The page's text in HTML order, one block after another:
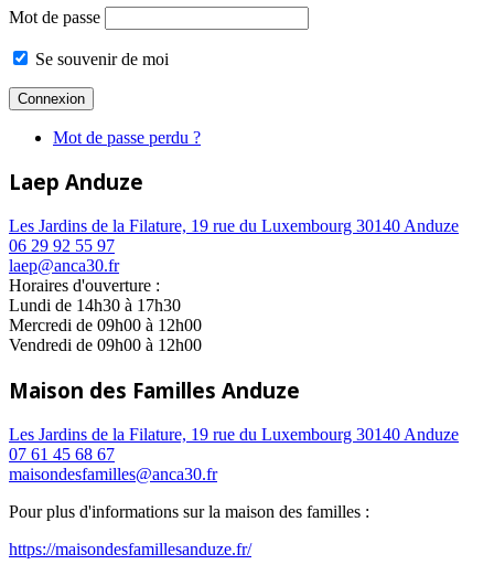
Mot de passe
Se souvenir de moi
Mot de passe perdu ?
Laep Anduze
Les Jardins de la Filature, 19 rue du Luxembourg 30140 Anduze
06 29 92 55 97
laep@anca30.fr
Horaires d'ouverture :
Lundi de 14h30 à 17h30
Mercredi de 09h00 à 12h00
Vendredi de 09h00 à 12h00
Maison des Familles Anduze
Les Jardins de la Filature, 19 rue du Luxembourg 30140 Anduze
07 61 45 68 67
maisondesfamilles@anca30.fr
Pour plus d'informations sur la maison des familles :
https://maisondesfamillesanduze.fr/